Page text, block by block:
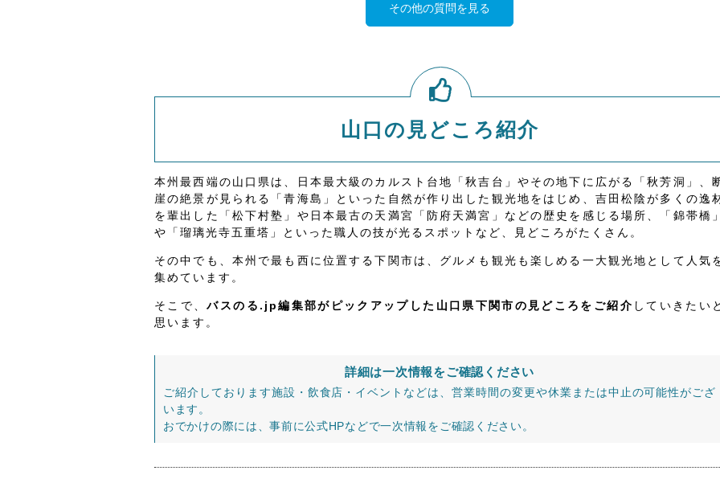
その他の質問を見る
山口の見どころ紹介
本州最西端の山口県は、日本最大級のカルスト台地「秋吉台」やその地下に広がる「秋芳洞」、
崖の絶景が見られる「青海島」といった自然が作り出した観光地をはじめ、吉田松陰が多くの逸
を輩出した「松下村塾」や日本最古の天満宮「防府天満宮」などの歴史を感じる場所、「錦帯橋
や「瑠璃光寺五重塔」といった職人の技が光るスポットなど、見どころがたくさん。
その中でも、本州で最も西に位置する下関市は、グルメも観光も楽しめる一大観光地として人気
集めています。
そこで、バスのる.jp編集部がピックアップした山口県下関市の見どころをご紹介 していきたい
思います。
詳細は一次情報をご確認ください
ご紹介しております施設・飲食店・イベントなどは、営業時間の変更や休業または中止の可能性がござ
います。
おでかけの際には、事前に公式HPなどで一次情報をご確認ください。